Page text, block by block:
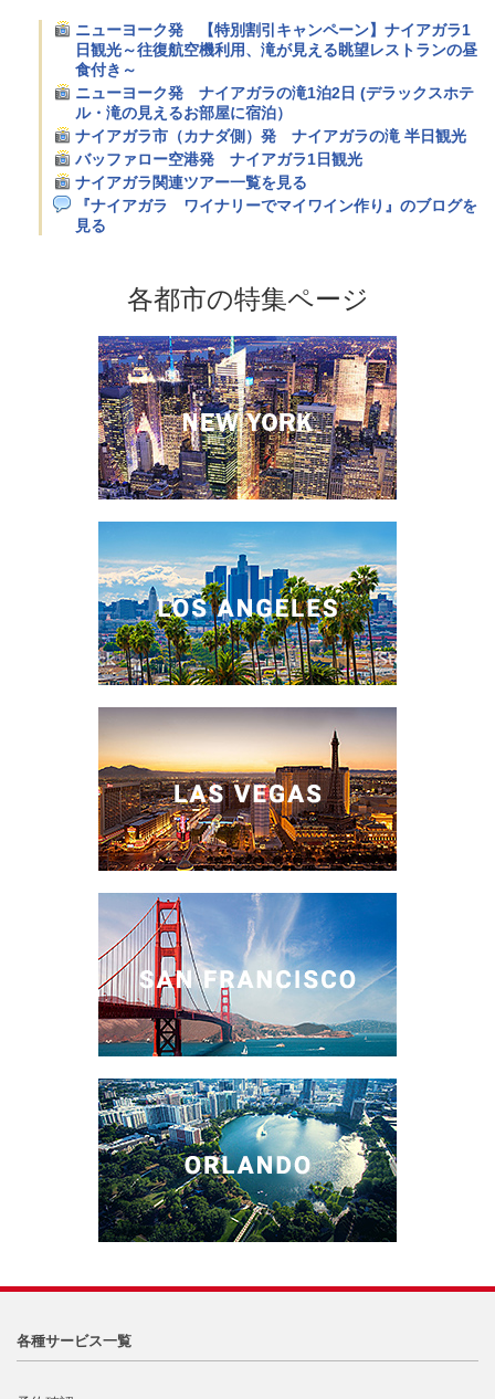
ニューヨーク発 【特別割引キャンペーン】ナイアガラ1
日観光～往復航空機利用、滝が見える眺望レストランの昼
食付き～
ニューヨーク発 ナイアガラの滝1泊2日 (デラックスホテ
ル・滝の見えるお部屋に宿泊）
ナイアガラ市（カナダ側）発 ナイアガラの滝 半日観光
バッファロー空港発 ナイアガラ1日観光
ナイアガラ関連ツアー一覧を見る
『ナイアガラ ワイナリーでマイワイン作り』のブログを
見る
各都市の特集ページ
各種サービス一覧